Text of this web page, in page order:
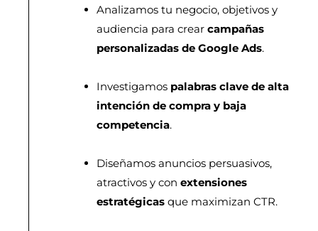
Analizamos tu negocio, objetivos y
audiencia para crearcampañas
personalizadas de Google Ads.
Investigamos palabras clave de alta
intención de compra y baja
competencia.
Diseñamos anuncios persuasivos,
atractivos y conextensiones
estratégicas que maximizan CTR.